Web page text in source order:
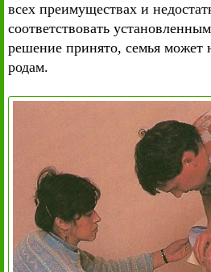
всех преимуществах и
соответствовать
решение принято, семья может
родам.